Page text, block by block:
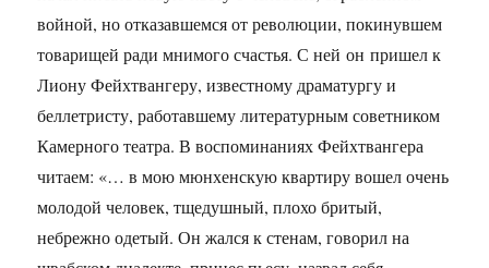
войной, но отказавшемся от революции, покинувшем
товарищей ради мнимого счастья. С ней он пришел к
Лиону Фейхтвангеру, известному драматургу и
беллетристу, работавшему литературным советником
Камерного театра. В воспоминаниях Фейхтвангера
читаем: «… в мою мюнхенскую квартиру вошел очень
молодой человек, тщедушный, плохо бритый,
небрежно одетый. Он жался к стенам, говорил на